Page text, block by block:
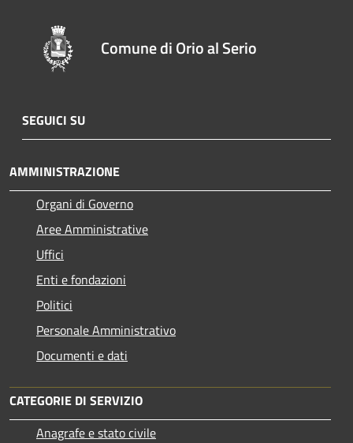
Comune di Orio al Serio
SEGUICI SU
AMMINISTRAZIONE
Organi di Governo
Aree Amministrative
Uffici
Enti e fondazioni
Politici
Personale Amministrativo
Documenti e dati
CATEGORIE DI SERVIZIO
Anagrafe e stato civile